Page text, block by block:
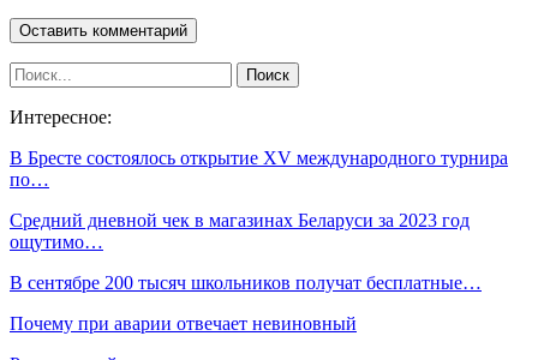
Интересное:
В Бресте состоялось открытие XV международного турнира
по…
Средний дневной чек в магазинах Беларуси за 2023 год
ощутимо…
В сентябре 200 тысяч школьников получат бесплатные…
Почему при аварии отвечает невиновный